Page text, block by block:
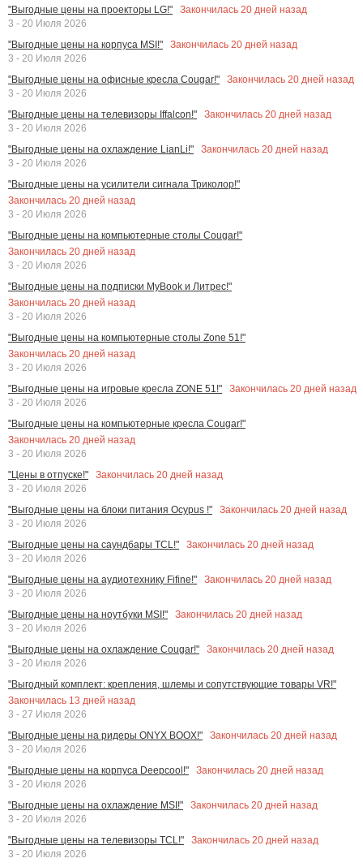
"Выгодные цены на проекторы LG!" Закончилась 20 дней назад
3 - 20 Июля 2026
"Выгодные цены на корпуса MSI!"
Закончилась 20 дней назад
3 - 20 Июля 2026
"Выгодные цены на офисные кресла Cougar!"
Закончилась 20 дней назад
3 - 20 Июля 2026
"Выгодные цены на телевизоры Iffalcon!"
Закончилась 20 дней назад
3 - 20 Июля 2026
"Выгодные цены на охлаждение LianLi!"
Закончилась 20 дней назад
3 - 20 Июля 2026
"Выгодные цены на усилители сигнала Триколор!"
Закончилась 20 дней назад
3 - 20 Июля 2026
"Выгодные цены на компьютерные столы Cougar!"
Закончилась 20 дней назад
3 - 20 Июля 2026
"Выгодные цены на подписки MyBook и Литрес!"
Закончилась 20 дней назад
3 - 20 Июля 2026
"Выгодные цены на компьютерные столы Zone 51!"
Закончилась 20 дней назад
3 - 20 Июля 2026
"Выгодные цены на игровые кресла ZONE 51!"
Закончилась 20 дней назад
3 - 20 Июля 2026
"Выгодные цены на компьютерные кресла Cougar!"
Закончилась 20 дней назад
3 - 20 Июля 2026
"Цены в отпуске!"
Закончилась 20 дней назад
3 - 20 Июля 2026
"Выгодные цены на блоки питания Ocypus !"
Закончилась 20 дней назад
3 - 20 Июля 2026
"Выгодные цены на саундбары TCL!"
Закончилась 20 дней назад
3 - 20 Июля 2026
"Выгодные цены на аудиотехнику Fifine!"
Закончилась 20 дней назад
3 - 20 Июля 2026
"Выгодные цены на ноутбуки MSI!"
Закончилась 20 дней назад
3 - 20 Июля 2026
"Выгодные цены на охлаждение Cougar!"
Закончилась 20 дней назад
3 - 20 Июля 2026
"Выгодный комплект: крепления, шлемы и сопутствующие товары VR!"
Закончилась 13 дней назад
3 - 27 Июля 2026
"Выгодные цены на ридеры ONYX BOOX!"
Закончилась 20 дней назад
3 - 20 Июля 2026
"Выгодные цены на корпуса Deepcool!"
Закончилась 20 дней назад
3 - 20 Июля 2026
"Выгодные цены на охлаждение MSI!"
Закончилась 20 дней назад
3 - 20 Июля 2026
"Выгодные цены на телевизоры TCL!"
Закончилась 20 дней назад
3 - 20 Июля 2026